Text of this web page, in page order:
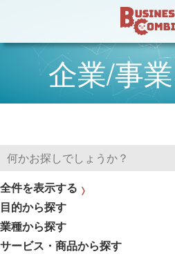
企業/事
全件を表示する
目的から探す
業種から探す
サービス・商品から探す